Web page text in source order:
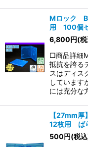
Mロック
用 100個
6,800円(
□商品詳細
抵抗を誇る
スはディス
しています
には充分な
【27mm
12枚用 ば
500円(税